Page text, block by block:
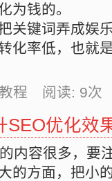
为钱的。
关键词弄成娱
化率低，也就
程 阅读: 9次
SEO优化效
容很多，要
的方面，把小